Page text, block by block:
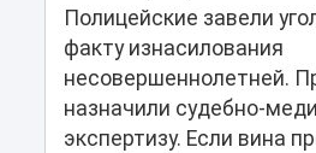
Полицейские завели
факту изнасилования
несовершеннолетней.
назначили судебно-
экспертизу. Если вина